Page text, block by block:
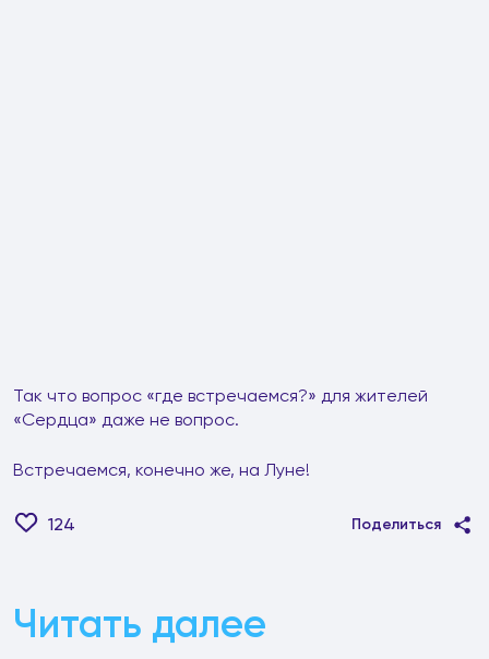
Так что вопрос «где встречаемся?» для жителей
«Сердца» даже не вопрос.
Встречаемся, конечно же, на Луне!
124 Поделиться
Читать далее